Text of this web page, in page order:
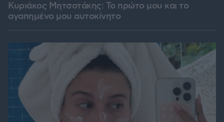
Κυριάκος Μητσοτάκης: Το πρώτο μου και το
αγαπημένο μου αυτοκίνητο